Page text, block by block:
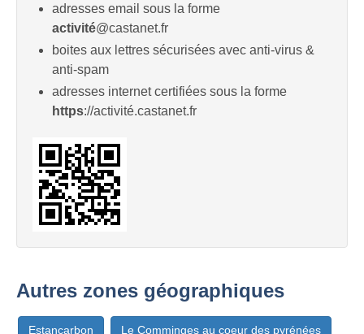
adresses email sous la forme
activité@castanet.fr
boites aux lettres sécurisées avec anti-virus &
anti-spam
adresses internet certifiées sous la forme
https://activité.castanet.fr
Autres zones géographiques
Estancarbon Le Comminges au coeur des pyrénées